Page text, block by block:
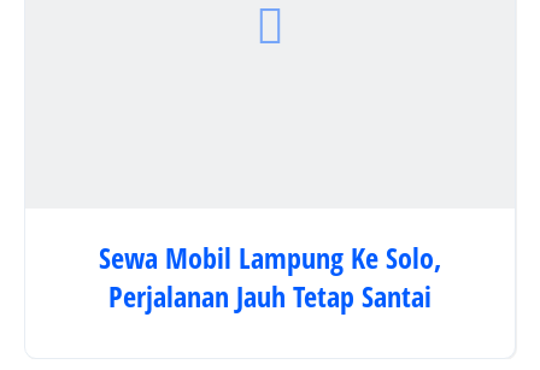
Sewa Mobil Lampung Ke Solo,
Perjalanan Jauh Tetap Santai